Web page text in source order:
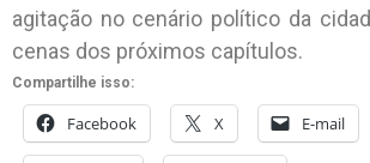
agitação no cenário político da
cenas dos próximos capítulos.
Compartilhe isso:
Facebook X E-mail